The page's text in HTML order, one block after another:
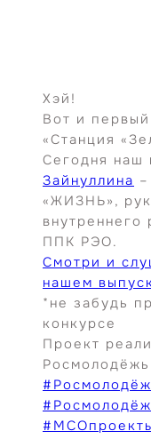
содержимому
Хэй!
Вот и
«Станция
Сегодня наш
Зайнуллина
«ЖИЗНЬ»,
внутреннего
ППК РЭО.
Смотри и
нашем
*не забудь
конкурсе
Проект